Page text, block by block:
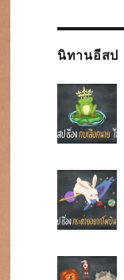
นิทานอีสป